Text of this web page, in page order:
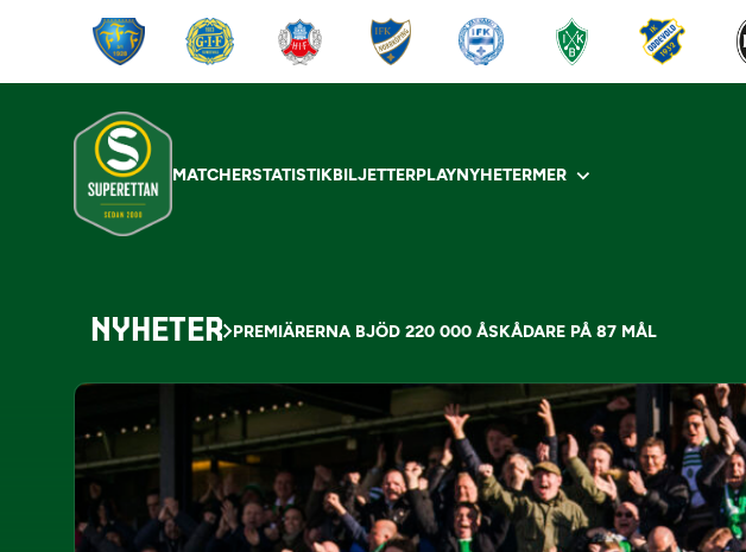
MATCHERSTATISTIKBILJETTERPLAYNYHETERMER
NYHETER PREMIÄRERNA BJÖD 220 000 ÅSKÅDARE PÅ 87 MÅL